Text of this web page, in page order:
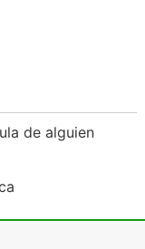
de alguien